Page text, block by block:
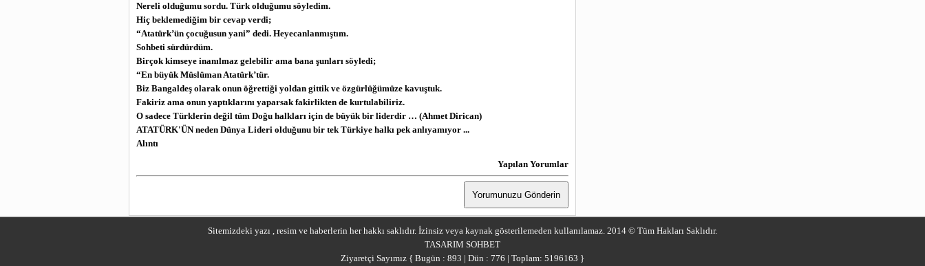
Nereli olduğumu sordu. Türk olduğumu söyledim.
Hiç beklemediğim bir cevap verdi;
“Atatürk’ün çocuğusun yani” dedi. Heyecanlanmıştım.
Sohbeti sürdürdüm.
Birçok kimseye inanılmaz gelebilir ama bana şunları söyledi;
“En büyük Müslüman Atatürk’tür.
Biz Bangaldeş olarak onun öğrettiği yoldan gittik ve özgürlüğümüze kavuştuk.
Fakiriz ama onun yaptıklarını yaparsak fakirlikten de kurtulabiliriz.
O sadece Türklerin değil tüm Doğu halkları için de büyük bir liderdir … (Ahmet Dirican)
ATATÜRK'ÜN neden Dünya Lideri olduğunu bir tek Türkiye halkı pek anlıyamıyor ...
Alıntı
Yapılan Yorumlar
Sitemizdeki yazı , resim ve haberlerin her hakkı saklıdır. İzinsiz veya kaynak gösterilemeden kullanılamaz. 2014 © Tüm Hakları Saklıdır.
TASARIM SOHBET
Ziyaretçi Sayımız { Bugün : 893 | Dün : 776 | Toplam: 5196163 }